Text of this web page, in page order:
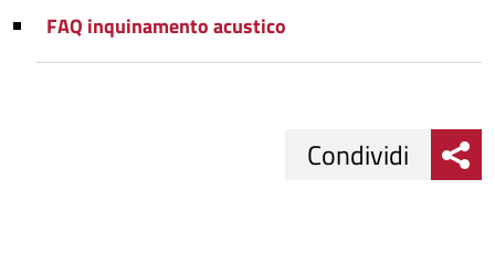
FAQ inquinamento acustico
Condividi